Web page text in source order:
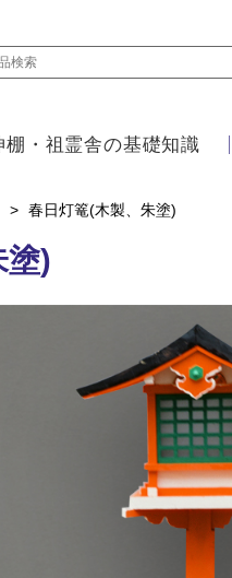
棚・祖霊舎の基礎知識
> 春日灯篭(木製、朱塗)
塗)